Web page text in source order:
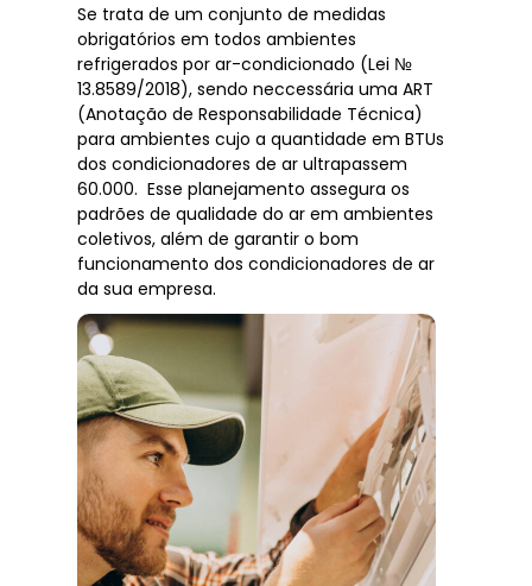
Se trata de um conjunto de medidas
obrigatórios em todos ambientes
refrigerados por ar-condicionado (Lei №
13.8589/2018), sendo neccessária uma ART
(Anotação de Responsabilidade Técnica)
para ambientes cujo a quantidade em BTUs
dos condicionadores de ar ultrapassem
60.000. Esse planejamento assegura os
padrões de qualidade do ar em ambientes
coletivos, além de garantir o bom
funcionamento dos condicionadores de ar
da sua empresa.